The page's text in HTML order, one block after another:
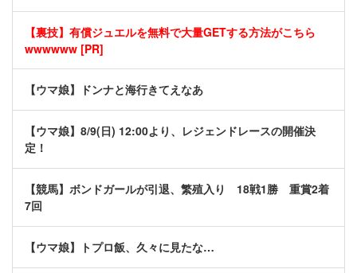
【裏技】有償ジュエルを無料で大量GETする方法がこちら
wwwwww [PR]
【ウマ娘】ドンナと海行きてえなあ
【ウマ娘】8/9(日) 12:00より、レジェンドレースの開催決
定！
【競馬】ボンドガールが引退、繁殖入り 18戦1勝 重賞2着
7回
【ウマ娘】トプロ飯、久々に見たな…